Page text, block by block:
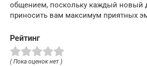
общением, поскольку каждый новый
приносить вам максимум приятных
Рейтинг
( Пока оценок нет )